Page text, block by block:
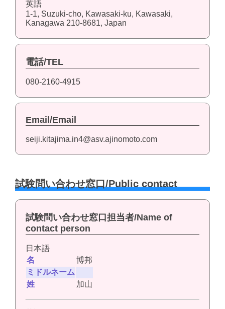
英語
1-1, Suzuki-cho, Kawasaki-ku, Kawasaki,
Kanagawa 210-8681, Japan
電話/TEL
080-2160-4915
Email/Email
seiji.kitajima.in4@asv.ajinomoto.com
試験問い合わせ窓口/Public contact
試験問い合わせ窓口担当者/Name of
contact person
日本語
名
博邦
ミドルネーム
姓
加山